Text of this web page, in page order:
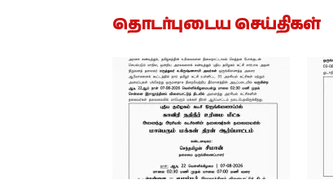
தொடர்புடைய செய்திகள்